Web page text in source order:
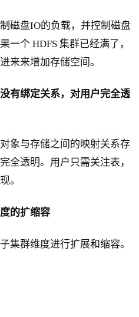
磁盘IO的负载，并控制磁盘
一个 HDFS 集群已经满了，
来来增加存储空间。
绑定关系，对用户完全透
象与存储之间的映射关系存
全透明。用户只需关注表，
。
的扩缩容
集群维度进行扩展和缩容。